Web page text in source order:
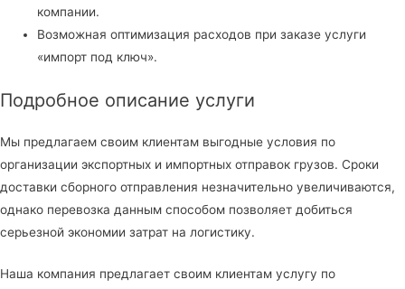
компании.
Возможная оптимизация расходов при заказе услуги
«импорт под ключ».
Подробное описание услуги
Мы предлагаем своим клиентам выгодные условия по
организации экспортных и импортных отправок грузов. Сроки
доставки сборного отправления незначительно увеличиваются,
однако перевозка данным способом позволяет добиться
серьезной экономии затрат на логистику.
Наша компания предлагает своим клиентам услугу по